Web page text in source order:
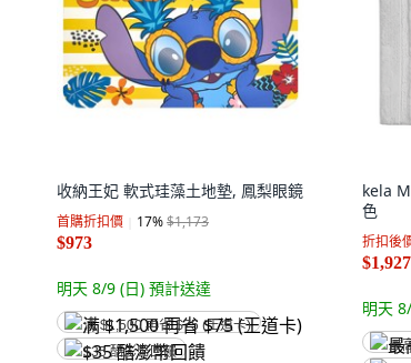
收納王妃 軟式珪藻土地墊, 鳳梨眼鏡
首購折扣價 17%$1,173
$973
明天 8/9 (日) 預計送達
满 $1,500 再省 $75 (王道卡)
$35 酷澎幣回饋
kela
色
折扣後
$1,927
明天
最